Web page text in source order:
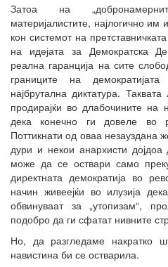
Затоа на
материјалистите, најлогично им
кон системот на
на идејата за Демократска
реална гаранција на сите
границите на
најбрутална диктатура.
продирајќи во длабочините на
дека конечно ги довеле во
Поттикнати од оваа незауздана
дури и некои анархисти дојдоа
може да се оствари само
директната демократија во
начин живеејќи во илузија
обвинуваат за „утопизам“,
подобро да ги сфатат нивните
Но, да разгледаме накратко
навистина би се остварила.